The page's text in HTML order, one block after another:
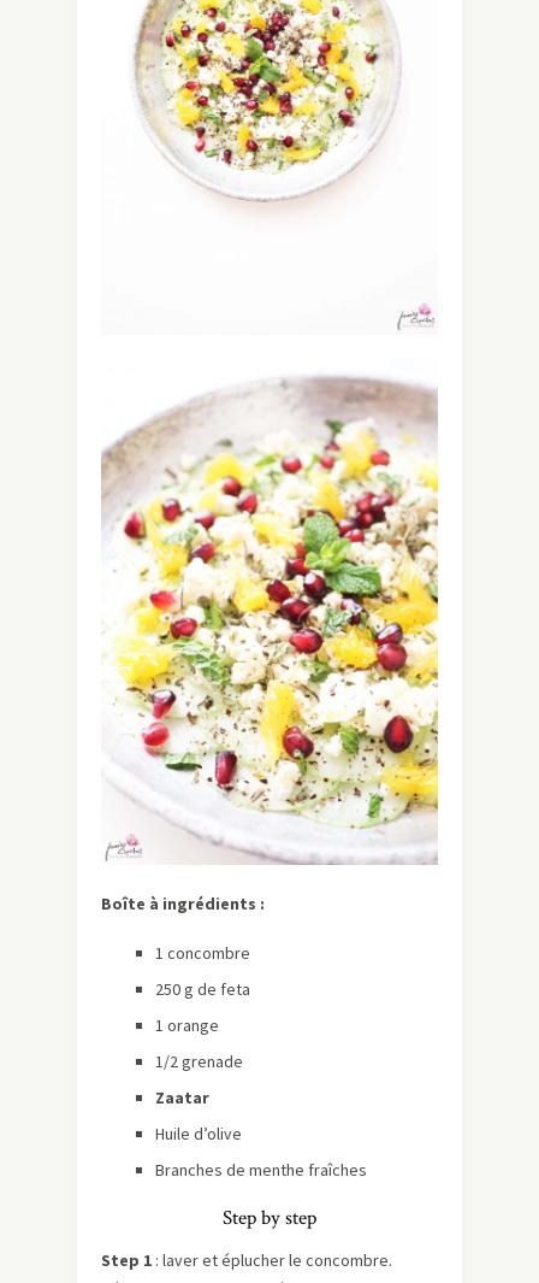
Boîte à ingrédients :
1 concombre
250 g de feta
1 orange
1/2 grenade
Zaatar
Huile d’olive
Branches de menthe fraîches
Step by step
Step 1 : laver et éplucher le concombre.